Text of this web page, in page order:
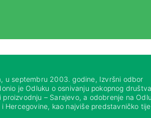
u septembru 2003. godine, Izvršni odbor
je Odluku o osnivanju pokopnog društva
proizvodnju – Sarajevo, a odobrenje na
Hercegovine, kao najviše predstavničko